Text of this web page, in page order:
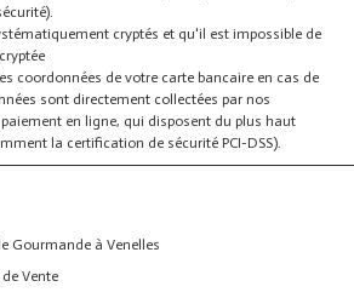
cryptés et qu'il est impossible de
coordonnées de votre carte bancaire en cas de
sont directement collectées par nos
en ligne, qui disposent du plus haut
la certification de sécurité PCI-DSS).
Gourmande à Venelles
Vente